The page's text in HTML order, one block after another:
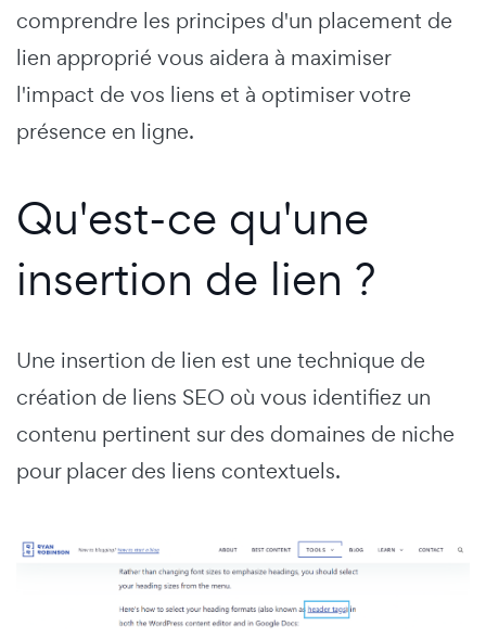
comprendre les principes d'un placement de
lien approprié vous aidera à maximiser
l'impact de vos liens et à optimiser votre
présence en ligne.
Qu'est-ce qu'une
insertion de lien ?
Une insertion de lien est une technique de
création de liens SEO où vous identifiez un
contenu pertinent sur des domaines de niche
pour placer des liens contextuels.